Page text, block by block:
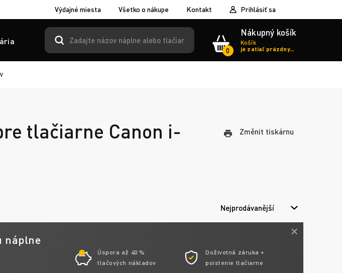
Výdajné miesta Všetko o nákupe Kontakt Prihlásiť sa
0
Nákupný košík
Košík
je zatiaľ prázdny...
tlačiarne Canon i-
Změnit tiskárnu
Nejprodávanější
náplne
Úspora až 40 %
tlačových nákladov
Doživotná záruka +
poistenie tlačiarne